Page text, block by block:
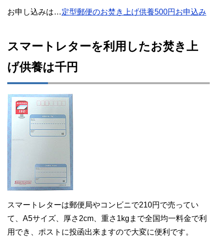
お申し込みは…定型郵便のお焚き上げ供養500円お申込み
スマートレターを利用したお焚き上
げ供養は千円
スマートレターは郵便局やコンビニで210円で売ってい
て、A5サイズ、厚さ2cm、重さ1kgまで全国均一料金で利
用でき、ポストに投函出来ますので大変に便利です。